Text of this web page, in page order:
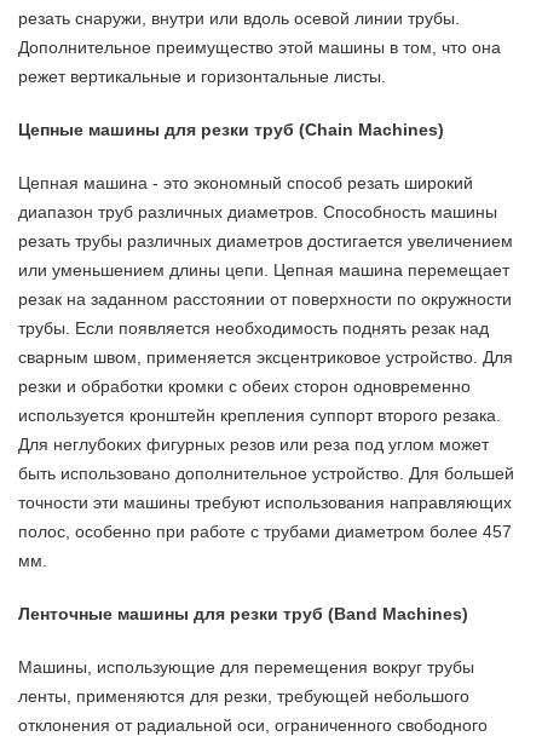
резать снаружи, внутри или вдоль осевой линии трубы.
Дополнительное преимущество этой машины в том, что она
режет вертикальные и горизонтальные листы.
Цепные машины для резки труб (Chain Machines)
Цепная машина - это экономный способ резать широкий
диапазон труб различных диаметров. Способность машины
резать трубы различных диаметров достигается увеличением
или уменьшением длины цепи. Цепная машина перемещает
резак на заданном расстоянии от поверхности по окружности
трубы. Если появляется необходимость поднять резак над
сварным швом, применяется эксцентриковое устройство. Для
резки и обработки кромки с обеих сторон одновременно
используется кронштейн крепления суппорт второго резака.
Для неглубоких фигурных резов или реза под углом может
быть использовано дополнительное устройство. Для большей
точности эти машины требуют использования направляющих
полос, особенно при работе с трубами диаметром более 457
мм.
Ленточные машины для резки труб (Band Machines)
Машины, использующие для перемещения вокруг трубы
ленты, применяются для резки, требующей небольшого
отклонения от радиальной оси, ограниченного свободного